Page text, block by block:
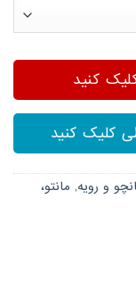
کنید
کلیک کنید
و رویه, مانتو،